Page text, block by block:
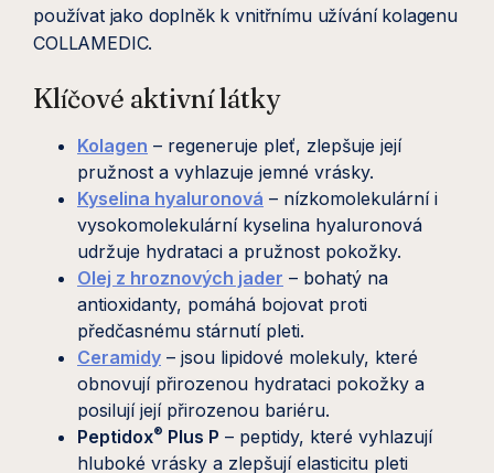
používat jako doplněk k vnitřnímu užívání kolagenu
COLLAMEDIC.
Klíčové aktivní látky
Kolagen – regeneruje pleť, zlepšuje její
pružnost a vyhlazuje jemné vrásky.
Kyselina hyaluronová – nízkomolekulární i
vysokomolekulární kyselina hyaluronová
udržuje hydrataci a pružnost pokožky.
Olej z hroznových jader – bohatý na
antioxidanty, pomáhá bojovat proti
předčasnému stárnutí pleti.
Ceramidy – jsou lipidové molekuly, které
obnovují přirozenou hydrataci pokožky a
posilují její přirozenou bariéru.
Peptidox® Plus P – peptidy, které vyhlazují
hluboké vrásky a zlepšují elasticitu pleti